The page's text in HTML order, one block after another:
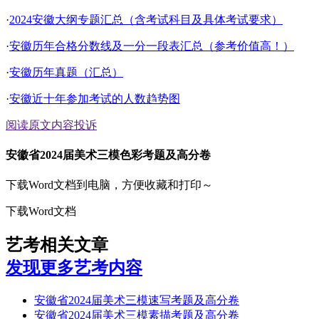
·2024安徽大纲专题汇总（含考试科目及具体考试要求）
·安徽历年合格分数线及一分一段表汇总（参考价值高！）
·安徽历年真题（汇总）
·安徽近十年参加考试的人数趋势图
阅读原文内容投诉
安徽省2024届美术三模色彩考题及高分卷
下载Word文档到电脑，方便收藏和打印～
下载Word文档
艺考相关文章
发现更多艺考内容
安徽省2024届美术三模速写考题及高分卷
安徽省2024届美术三模素描考题及高分卷